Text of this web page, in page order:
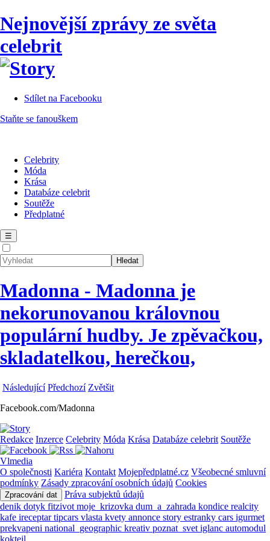
Nejnovější zprávy ze světa
celebrit
Sdílet na Facebooku
Staňte se fanouškem
Celebrity
Móda
Krása
Databáze celebrit
Soutěže
Předplatné
☰
Madonna - Madonna je
nekorunovanou královnou
populární hudby. Je zpěvačkou,
skladatelkou, herečkou,
Následující Předchozí Zvětšit
Facebook.com/Madonna
Redakce Inzerce Celebrity Móda Krása Databáze celebrit Soutěže
Vlmedia
O společnosti Kariéra Kontakt Mojepředplatné.cz Všeobecné smluvní
podmínky Zásady zpracování osobních údajů Cookies
Zpracování dat
Práva subjektů údajů
denik dotyk fitzivot moje_krizovka dum_a_zahrada kondice realcity
kafe ireceptartipcars vlasta kvety annonce story estranky cars igurmet
prekvapeni national_geographic kreativ poznat_svet iglanc automodul
koktejl